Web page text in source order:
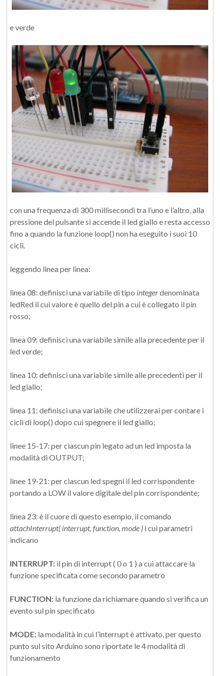
e verde
con una frequenza di 300 millisecondi tra l’uno e l’altro, alla
pressione del pulsante si accende il led giallo e resta accesso
fino a quando la funzione loop() non ha eseguito i suoi 10
cicli.
leggendo linea per linea:
linea 08: definisci una variabile di tipo integerdenominata
ledRed il cui valore è quello del pin a cui è collegato il pin
rosso;
linea 09: definisci una variabile simile alla precedente per il
led verde;
linea 10: definisci una variabile simile alle precedenti per il
led giallo;
linea 11: definisci una variabile che utilizzerai per contare i
cicli di loop() dopo cui spegnere il led giallo;
linee 15-17: per ciascun pin legato ad un led imposta la
modalità di OUTPUT;
linee 19-21: per ciascun led spegni il led corrispondente
portando a LOW il valore digitale del pin corrispondente;
linea 23: è il cuore di questo esempio, il comando
attachInterrupt( interrupt, function, mode ) i cui parametri
indicano
INTERRUPT: il pin di interrupt ( 0 o 1 ) a cui attaccare la
funzione specificata come secondo parametro
FUNCTION: la funzione da richiamare quando si verifica un
evento sul pin specificato
MODE: la modalità in cui l’interrupt è attivato, per questo
punto sul sito Arduino sono riportate le 4 modalità di
funzionamento